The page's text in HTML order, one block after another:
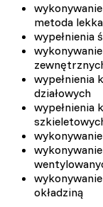
metoda
wypełnienia
wypełnienia
działowych
wypełnienia
okładziną